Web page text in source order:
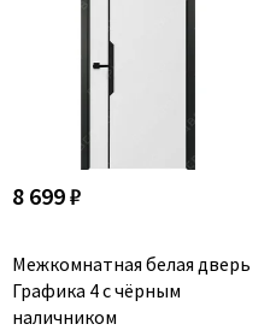
8 699 ₽
Межкомнатная белая дверь
Графика 4 с чёрным
наличником